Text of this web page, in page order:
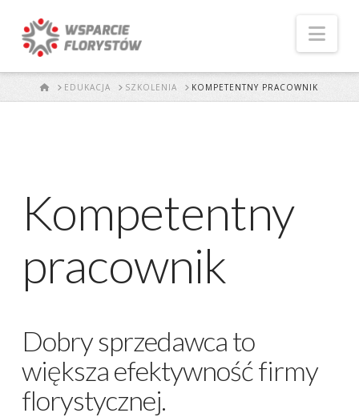
STARTEDUKACJA SZKOLENIA KOMPETENTNY PRACOWNIK
Kompetentny
pracownik
Dobry sprzedawca to
większa efektywność firmy
florystycznej.